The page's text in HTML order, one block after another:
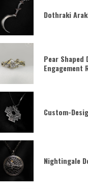
Dothraki
Pear
Engagement
Custom-
Nightingale